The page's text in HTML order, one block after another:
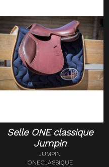
Selle ONE classique
Jumpin
JUMPIN
ONECLASSIQUE